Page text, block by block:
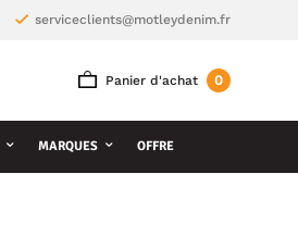
serviceclients@motleydenim.fr
Panier d'achat 0
MARQUES OFFRE